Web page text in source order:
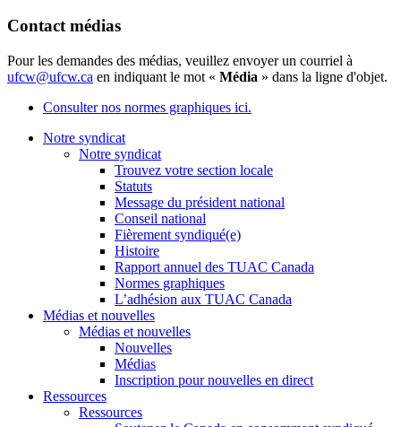
Contact médias
Pour les demandes des médias, veuillez envoyer un courriel à
ufcw@ufcw.ca en indiquant le mot « Média » dans la ligne d'objet.
Consulter nos normes graphiques ici.
Notre syndicat
Notre syndicat
Trouvez votre section locale
Statuts
Message du président national
Conseil national
Fièrement syndiqué(e)
Histoire
Rapport annuel des TUAC Canada
Normes graphiques
L’adhésion aux TUAC Canada
Médias et nouvelles
Médias et nouvelles
Nouvelles
Médias
Inscription pour nouvelles en direct
Ressources
Ressources